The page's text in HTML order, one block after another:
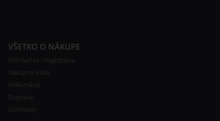
VŠETKO O NÁKUPE
Prihlásiť sa / Registrácia
Nákupný košík
Reklamácie
Doprava
Certifikáty